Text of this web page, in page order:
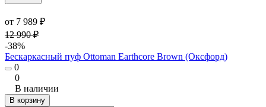
от 7 989 ₽
12 990 ₽
-38%
Бескаркасный пуф Ottoman Earthcore Brown (Оксфорд)
0
0
В наличии
В корзину